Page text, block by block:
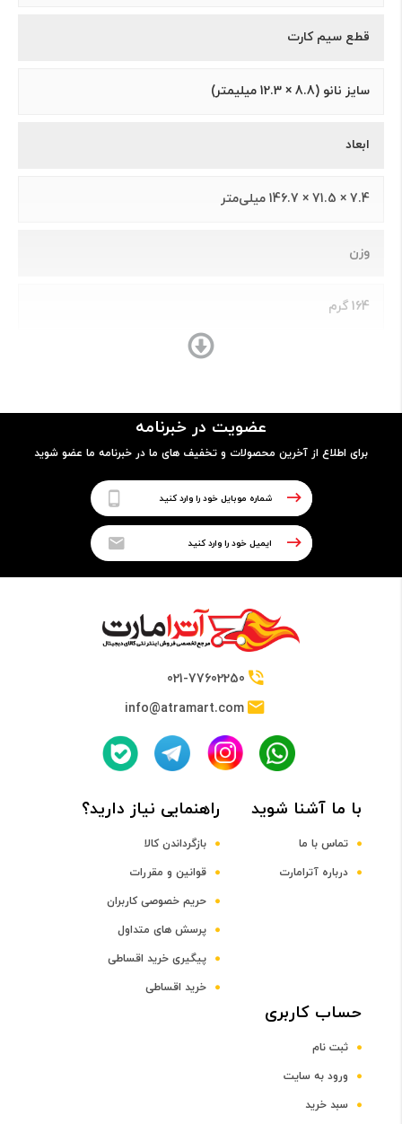
قطع سیم کارت
سایز نانو (8.8 × 12.3 میلیمتر)
ابعاد
7.4 × 71.5 × 146.7 میلی‌متر
وزن
164 گرم
- قاب جلو و پشت شیشه‌ای
- فریم از جنس آلومینیوم
قابلیت ضدآب
پردازنده مرکزی
Apple GPU (4-core graphics) GPU
صفحه نمایش
عضویت در خبرنامه
برای اطلاع از آخرین محصولات و تخفیف های ما در خبرنامه ما عضو شوید
021-77602250
info@atramart.com
با ما آشنا شوید
تماس با ما
درباره آترامارت
راهنمایی نیاز دارید؟
بازگرداندن کالا
قوانین و مقررات
حریم خصوصی کاربران
پرسش های متداول
پیگیری خرید اقساطی
خرید اقساطی
حساب کاربری
ثبت نام
ورود به سایت
سبد خرید